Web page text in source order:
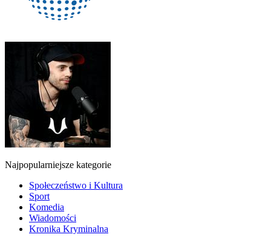
Najpopularniejsze kategorie
Społeczeństwo i Kultura
Sport
Komedia
Wiadomości
Kronika Kryminalna